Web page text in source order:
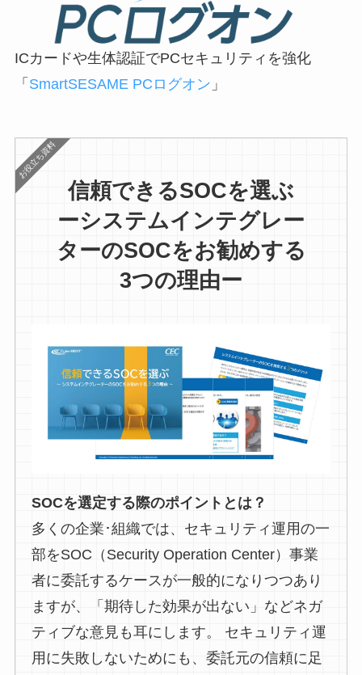
ICカードや生体認証でPCセキュリティを強化
「 SmartSESAME PCログオン 」
お役立ち資料
信頼できるSOCを選ぶ
ーシステムインテグレー
ターのSOCをお勧めする
3つの理由ー
SOCを選定する際のポイントとは？
多くの企業･組織では、セキュリティ運用の一
部をSOC（Security Operation Center）事業
者に委託するケースが一般的になりつつあり
ますが、「期待した効果が出ない」などネガ
ティブな意見も耳にします。 セキュリティ運
用に失敗しないためにも、委託元の信頼に足